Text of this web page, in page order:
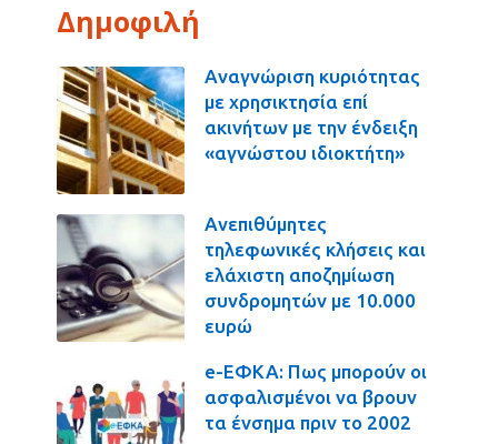
Δημοφιλή
Αναγνώριση κυριότητας
με χρησικτησία επί
ακινήτων με την ένδειξη
«αγνώστου ιδιοκτήτη»
Ανεπιθύμητες
τηλεφωνικές κλήσεις και
ελάχιστη αποζημίωση
συνδρομητών με 10.000
ευρώ
e-ΕΦΚΑ: Πως μπορούν οι
ασφαλισμένοι να βρουν
τα ένσημα πριν το 2002